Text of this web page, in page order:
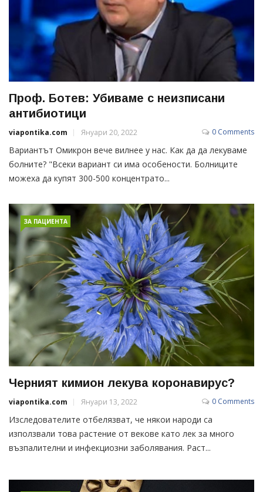
Проф. Ботев: Убиваме с неизписани
антибиотици
viapontika.com Януари 20, 2022 0 Comments
Вариантът Омикрон вече вилнее у нас. Как да да лекуваме
болните? "Всеки вариант си има особености. Болниците
можеха да купят 300-500 концентрато...
ЗА ПАЦИЕНТА
Черният кимион лекува коронавирус?
viapontika.com Януари 13, 2022 0 Comments
Изследователите отбелязват, че някои народи са
използвали това растение от векове като лек за много
възпалителни и инфекциозни заболявания. Раст...